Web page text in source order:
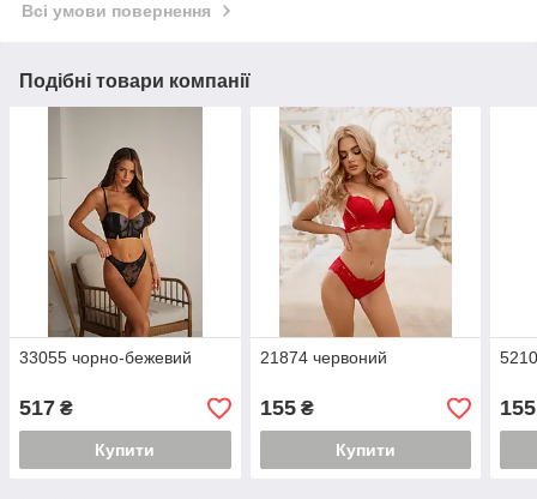
Всі умови повернення
Подібні товари компанії
33055 чорно-бежевий
517 ₴
Купити
21874 червоний
155₴
Купити
155